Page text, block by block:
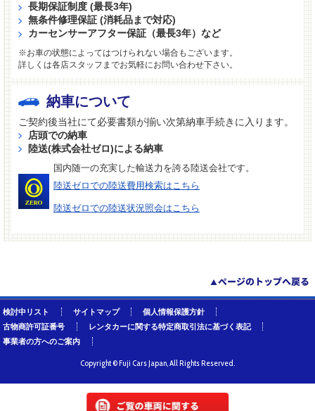
長期保証制度 (最長3年)
無条件修理保証 (消耗品まで対応)
カーセンサーアフター保証（最長3年）など
※お車の状態によってはつけられない場合もございます。
詳しくは各店スタッフまでお気軽にお問い合わせ下さい。
納車について
ご契約後当社にて必要書類が揃い次第納車手続きに入ります。
店頭での納車
陸送(株式会社ゼロ)による納車
国内随一の充実した輸送力を誇る陸送会社です。
陸送ゼロでの陸送費用検索はこちら
陸送ゼロでの陸送状況照会はこちら
検討中リスト サイトマップ
個人情報保護方針
古物商許可証番号
レンタカーに関する特定商取引法に基づく表記
事業者の方へのご案内
Copyright © Fuji Cars Japan, All Rights Reserved.